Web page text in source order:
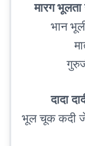
मारग
भान
दादा
भूल चूक कदी जे